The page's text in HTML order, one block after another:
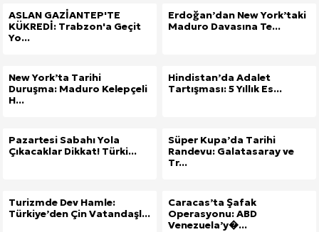
ASLAN GAZİANTEP'TE
KÜKREDİ: Trabzon'a Geçit
Yo...
Erdoğan’dan New York’taki
Maduro Davasına Te...
New York’ta Tarihi
Duruşma: Maduro Kelepçeli
H...
Hindistan’da Adalet
Tartışması: 5 Yıllık Es...
Pazartesi Sabahı Yola
Çıkacaklar Dikkat! Türki...
Süper Kupa’da Tarihi
Randevu: Galatasaray ve
Tr...
Turizmde Dev Hamle:
Türkiye’den Çin Vatandaşl...
Caracas’ta Şafak
Operasyonu: ABD
Venezuela’y�...